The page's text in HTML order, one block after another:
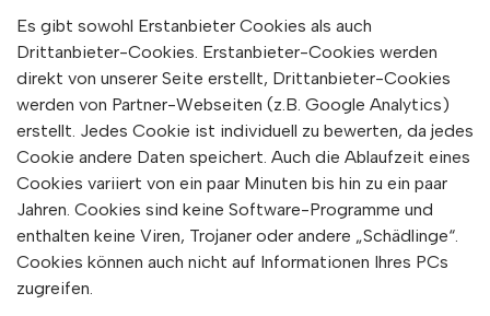
Es gibt sowohl Erstanbieter Cookies als auch
Drittanbieter-Cookies. Erstanbieter-Cookies werden
direkt von unserer Seite erstellt, Drittanbieter-Cookies
werden von Partner-Webseiten (z.B. Google Analytics)
erstellt. Jedes Cookie ist individuell zu bewerten, da jedes
Cookie andere Daten speichert. Auch die Ablaufzeit eines
Cookies variiert von ein paar Minuten bis hin zu ein paar
Jahren. Cookies sind keine Software-Programme und
enthalten keine Viren, Trojaner oder andere „Schädlinge“.
Cookies können auch nicht auf Informationen Ihres PCs
zugreifen.